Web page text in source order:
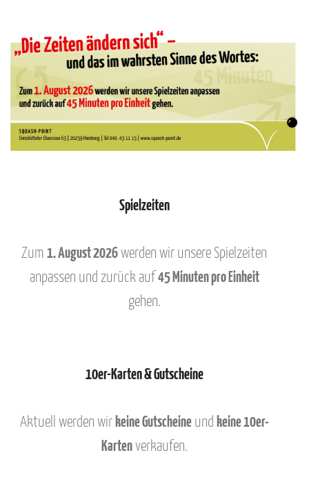
Spielzeiten
Zum 1. August 2026 werden wir unsere Spielzeiten
anpassen und zurück auf 45 Minuten pro Einheit
gehen.
10er-Karten & Gutscheine
Aktuell werden wir keine Gutscheineund keine 10er-
Kartenverkaufen.